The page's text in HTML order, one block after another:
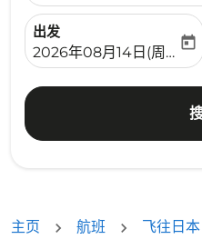
出发
fc-booking-departure-
2026年08月14日(周五)
today
主页 航班 飞往日本